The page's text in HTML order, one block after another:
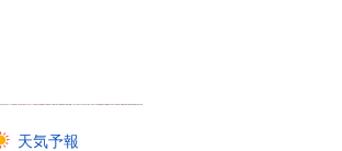
天気予報